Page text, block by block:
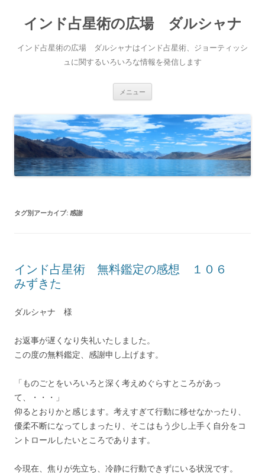
インド占星術の広場 ダルシャナ
インド占星術の広場 ダルシャナはインド占星術、ジョーティッシ
ュに関するいろいろな情報を発信します
メニュー
タグ別アーカイブ: 感謝
インド占星術 無料鑑定の感想 １０６
みずきた
ダルシャナ 様
お返事が遅くなり失礼いたしました。
この度の無料鑑定、感謝申し上げます。
「ものごとをいろいろと深く考えめぐらすところがあっ
て、・・・」
仰るとおりかと感じます。考えすぎて行動に移せなかったり、
優柔不断になってしまったり、そこはもう少し上手く自分をコ
ントロールしたいところであります。
今現在、焦りが先立ち、冷静に行動できずにいる状況です。